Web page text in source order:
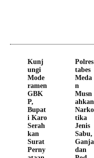
Kunj
ungi
Mode
ramen
GBK
P,
Bupat
i Karo
Serah
kan
Surat
Perny
Polres
tabes
Meda
n
Musn
ahkan
Narko
tika
Jenis
Sabu,
Ganja
dan